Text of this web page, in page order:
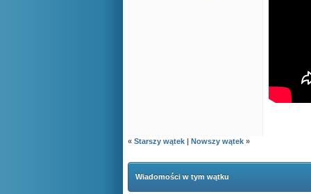
« Starszy wątek | Nowszy wątek »
Wiadomości w tym wątku